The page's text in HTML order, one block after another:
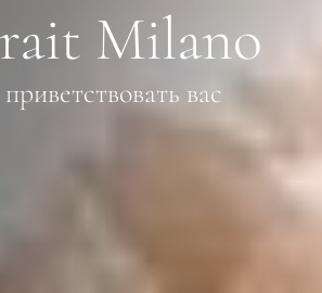
Milano
вас